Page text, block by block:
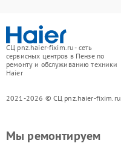
СЦ pnz.haier-fixim.ru - сеть
сервисных центров в Пензе по
ремонту и обслуживанию техники
Haier
2021-2026 © СЦ pnz.haier-fixim.ru
Мы ремонтируем